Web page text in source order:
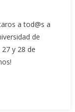
a tod@s a
de
y 28 de